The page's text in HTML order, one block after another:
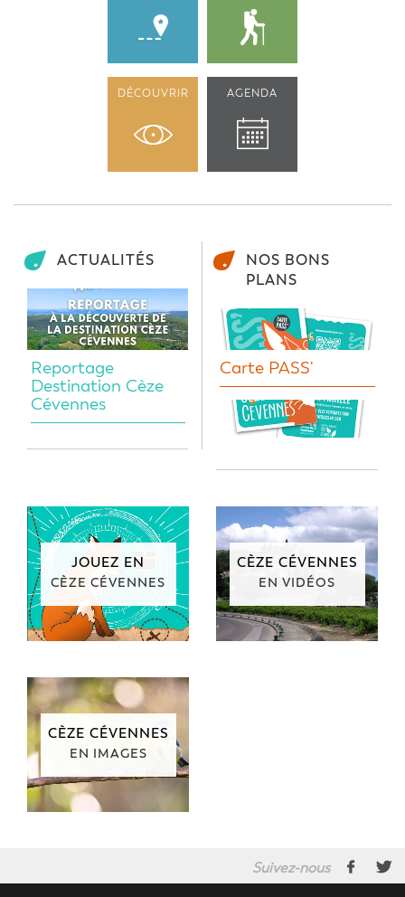
DÉCOUVRIR AGENDA
ACTUALITÉS
Reportage
Destination Cèze
Cévennes
NOS BONS
PLANS
Carte PASS'
JOUEZ EN
CÈZE CÉVENNES
CÈZE CÉVENNES
EN VIDÉOS
CÈZE CÉVENNES
EN IMAGES
Suivez-nous